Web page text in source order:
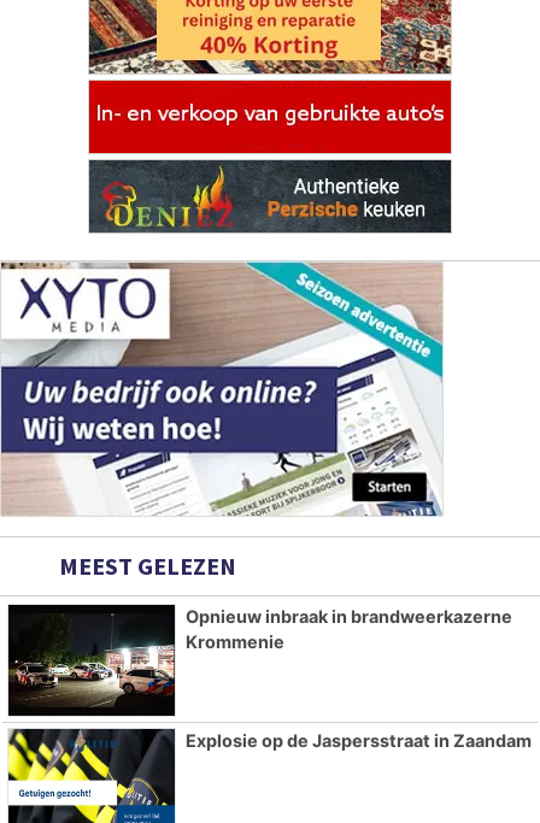
MEEST GELEZEN
Opnieuw inbraak in brandweerkazerne
Krommenie
Explosie op de Jaspersstraat in Zaandam